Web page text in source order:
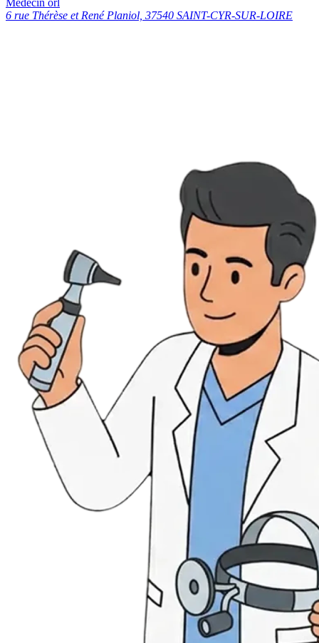
6 rue Thérèse et René Planiol, 37540 SAINT-CYR-SUR-LOIRE